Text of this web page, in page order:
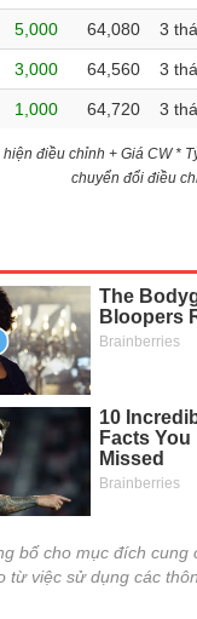
5,000 64,080 3
3,000 64,560 3
1,000 64,720 3
điều chỉnh + Giá CW *
chuyển đổi điều
bố cho mục đích
từ việc sử dụng các